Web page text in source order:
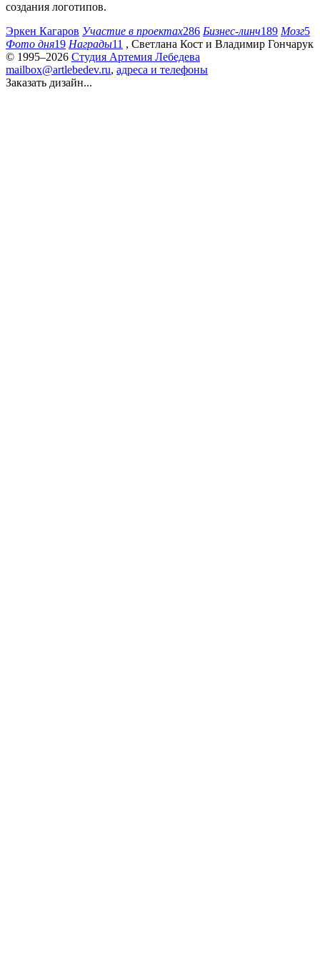
создания логотипов.
Эркен Кагаров Участие в проектах286 Бизнес-линч189 Мозг5
Фото дня19 Награды11 , Светлана Кост и Владимир Гончарук
© 1995–2026 Студия Артемия Лебедева
mailbox@artlebedev.ru, адреса и телефоны
Заказать дизайн...